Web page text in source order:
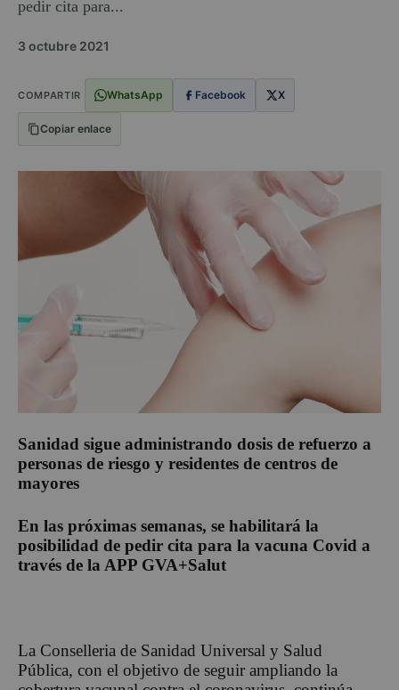
pedir cita para...
3 octubre 2021
COMPARTIR WhatsApp Facebook X
Copiar enlace
Sanidad sigue administrando dosis de refuerzo a
personas de riesgo y residentes de centros de
mayores
En las próximas semanas, se habilitará la
posibilidad de pedir cita para la vacuna Covid a
través de la APP GVA+Salut
La Conselleria de Sanidad Universal y Salud
Pública, con el objetivo de seguir ampliando la